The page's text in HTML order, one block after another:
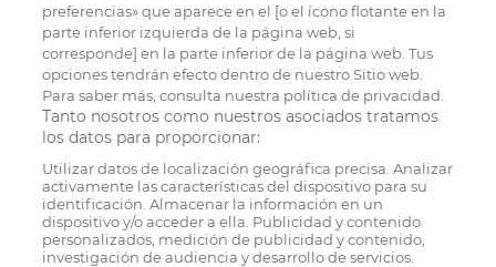
preferencias» que aparece en el [o el ícono flotante en la
parte inferior izquierda de la página web, si
corresponde] en la parte inferior de la página web. Tus
opciones tendrán efecto dentro de nuestro Sitio web.
Para saber más, consulta nuestra política de privacidad.
Tanto nosotros como nuestros asociados tratamos
los datos para proporcionar:
Utilizar datos de localización geográfica precisa. Analizar
activamente las características del dispositivo para su
identificación. Almacenar la información en un
dispositivo y/o acceder a ella. Publicidad y contenido
personalizados, medición de publicidad y contenido,
investigación de audiencia y desarrollo de servicios.